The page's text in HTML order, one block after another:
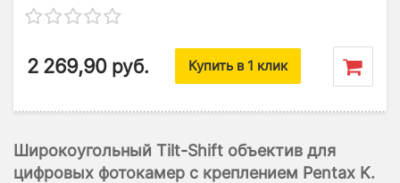
2 269,90 руб. Купить в 1 клик
Широкоугольный Tilt-Shift объектив для
цифровых фотокамер с креплением Pentax K.